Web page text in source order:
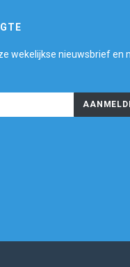
wekelijkse nieuwsbrief en